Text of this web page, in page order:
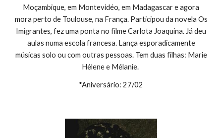
Moçambique, em Montevidéo, em Madagascar e agora
mora perto de Toulouse, na França. Participou da novela Os
Imigrantes, fez uma ponta no filme Carlota Joaquina. Já deu
aulas numa escola francesa. Lança esporadicamente
músicas solo ou com outras pessoas. Tem duas filhas: Marie
Hélene e Mélanie.
*Aniversário: 27/02